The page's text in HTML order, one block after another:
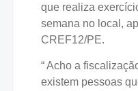
que realiza
semana no local,
CREF12/PE.
“ Acho a
existem pessoas